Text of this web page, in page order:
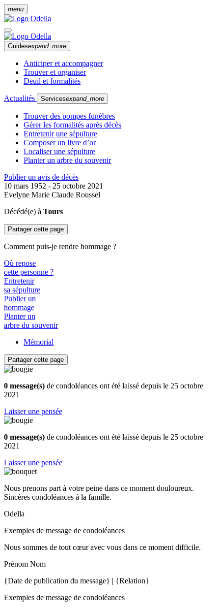
menu
Guidesexpand_more
Anticiper et accompagner
Trouver et organiser
Deuil et formalités
Actualités Servicesexpand_more
Trouver des pompes funèbres
Gérer les formalités après décès
Entretenir une sépulture
Composer un livre d’or
Localiser une sépulture
Planter un arbre du souvenir
Publier un avis de décès
10 mars 1952 - 25 octobre 2021
Evelyne Marie Claude Roussel
Décédé(e) à Tours
Partager cette page
Comment puis-je rendre hommage ?
Où repose
cette personne ?
Entretenir
sa sépulture
Publier un
hommage
Planter un
arbre du souvenir
Mémorial
Partager cette page
0 message(s) de condoléances ont été laissé depuis le 25 octobre
2021
Laisser une pensée
0 message(s) de condoléances ont été laissé depuis le 25 octobre
2021
Laisser une pensée
Nous prenons part à votre peine dans ce moment douloureux.
Sincères condoléances à la famille.
Odella
Exemples de message de condoléances
Nous sommes de tout cœur avec vous dans ce moment difficile.
Prénom Nom
{Date de publication du message} | {Relation}
Exemples de message de condoléances